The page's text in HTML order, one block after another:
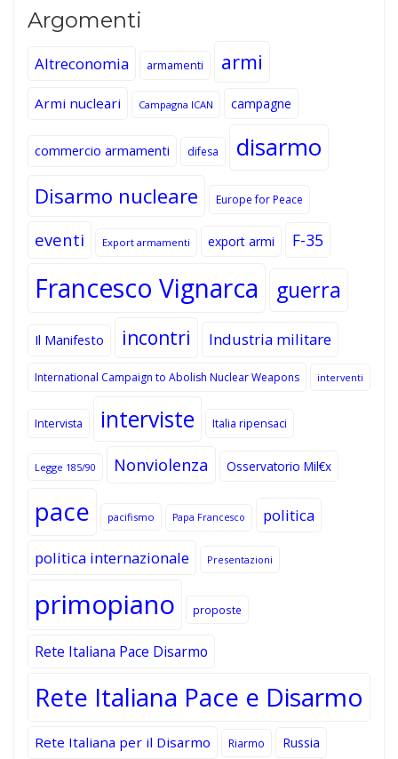
Argomenti
Altreconomia armamenti armi
Armi nucleari Campagna ICAN campagne
commercio armamenti difesa disarmo
Disarmo nucleare Europe for Peace
eventi Export armamenti export armi F-35
Francesco Vignarca guerra
Il Manifesto incontri Industria militare
International Campaign to Abolish Nuclear Weapons interventi
Intervista interviste Italia ripensaci
Legge 185/90 Nonviolenza Osservatorio Mil€x
pace pacifismo Papa Francesco politica
politica internazionale Presentazioni
primopiano proposte
Rete Italiana Pace Disarmo
Rete Italiana Pace e Disarmo
Rete Italiana per il Disarmo Riarmo Russia